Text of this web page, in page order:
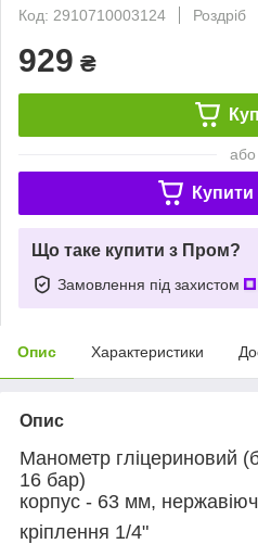
Код: 2910710003124
Роздріб
929 ₴
або
Купити
Що таке купити з Пром?
Замовлення під захистом
Опис Характеристики
Опис
Манометр гліцериновий
16 бар)
корпус - 63 мм,
кріплення 1/4"